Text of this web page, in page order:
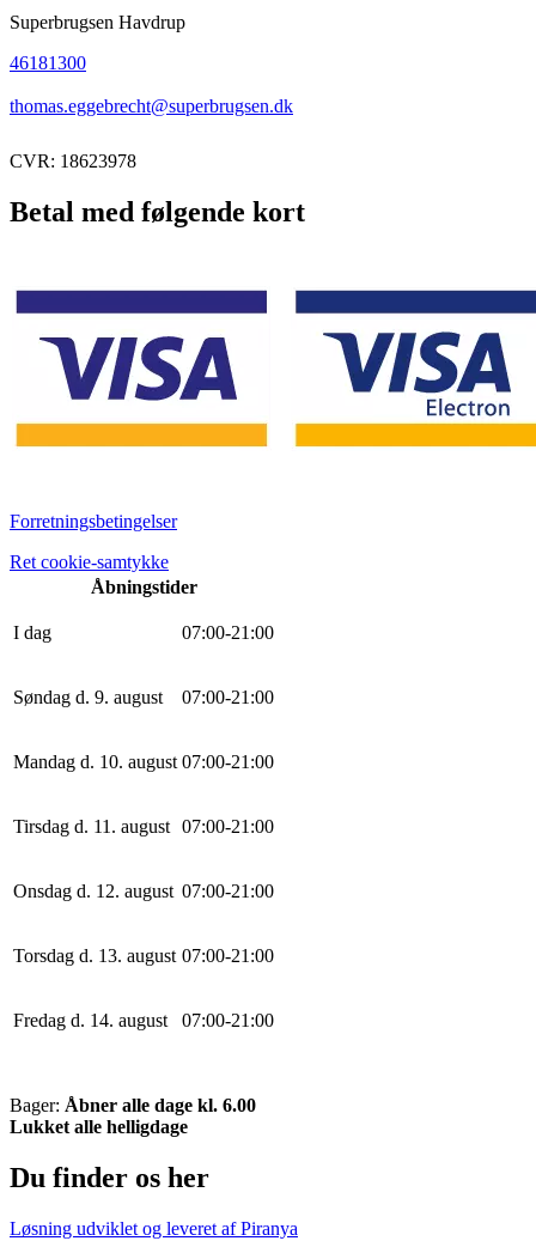
Superbrugsen Havdrup
46181300
thomas.eggebrecht@superbrugsen.dk
CVR: 18623978
Betal med følgende kort
Forretningsbetingelser
Ret cookie-samtykke
Åbningstider
I dag 07:00-21 :00
Søndag d. 9. august 07:00-21 :00
Mandag d. 10. august 07:00-21 :00
Tirsdag d. 11. august 07:00-21 :00
Onsdag d. 12. august 07:00-21 :00
Torsdag d. 13. august 07:00-21 :00
Fredag d. 14. august 07:00-21 :00
Bager: Åbner alle dage kl. 6.00
Lukket alle helligdage
Du finder os her
Løsning udviklet og leveret afPiranya